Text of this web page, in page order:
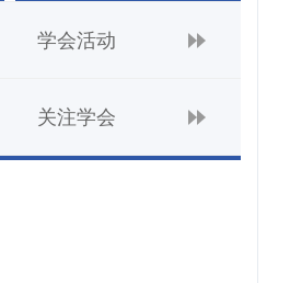
管理团队
学会活动
团体会员
个人会员
会员学术成就
学会活动
关注学会